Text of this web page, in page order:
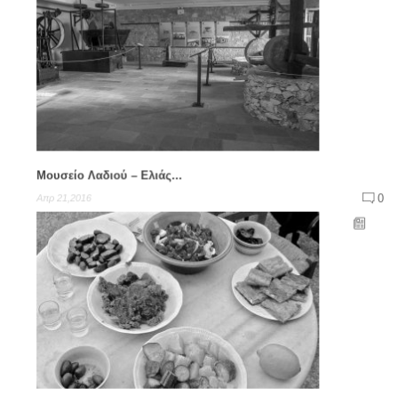
Μουσείο Λαδιού – Ελιάς...
Απρ 21,2016 0